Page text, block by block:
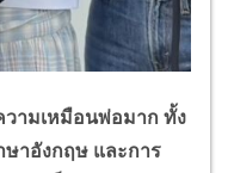
มเหมือนพ่อมาก ทั้ง
ษาอังกฤษ และการ